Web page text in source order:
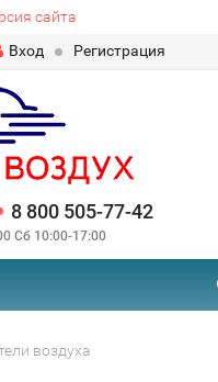
сайта
Вход Регистрация
8 800 505-77-42
Сб 10:00-17:00
воздуха